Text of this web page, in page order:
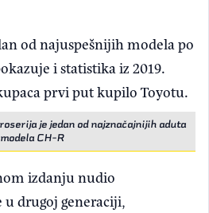
od najuspešnijih modela po
i statistika iz 2019.
prvi put kupilo Toyotu.
je jedan od najznačajnijih aduta
modela CH-R
izdanju nudio
drugoj generaciji,